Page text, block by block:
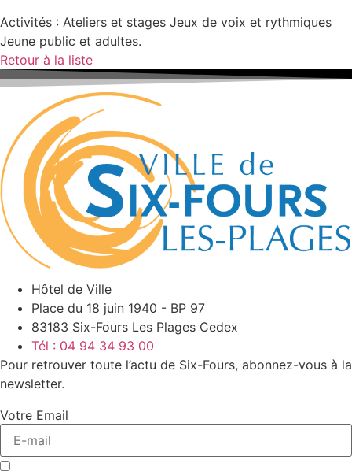
Activités : Ateliers et stages Jeux de voix et rythmiques
Jeune public et adultes.
Retour à la liste
Hôtel de Ville
Place du 18 juin 1940 - BP 97
83183 Six-Fours Les Plages Cedex
Tél : 04 94 34 93 00
Pour retrouver toute l’actu de Six-Fours, abonnez-vous à la
newsletter.
Votre Email